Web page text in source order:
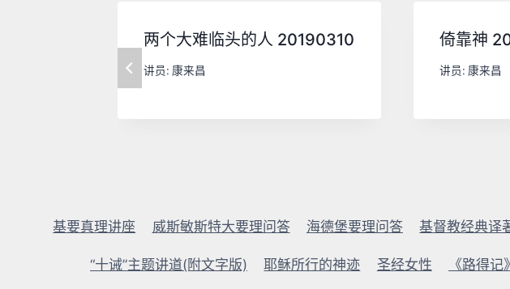
两个大难临头的人 20190310
讲员: 康来昌
倚靠神
讲员: 康来昌
基要真理讲座 威斯敏斯特大要理问答 海德堡要理问答 基督教经典译
“十诫”主题讲道(附文字版) 耶稣所行的神迹 圣经女性 《路得